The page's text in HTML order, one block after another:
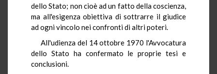
dello Stato; non cioè ad un fatto della coscienza,
ma all'esigenza obiettiva di sottrarre il giudice
ad ogni vincolo nei confronti di altri poteri.
All'udienza del 14 ottobre 1970 l'Avvocatura
dello Stato ha confermato le proprie tesi e
conclusioni.